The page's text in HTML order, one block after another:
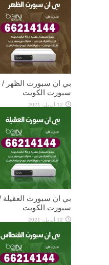
سبورت الكويت
12 أبريل، 2021
سبورت الكويت
12 أبريل، 2021